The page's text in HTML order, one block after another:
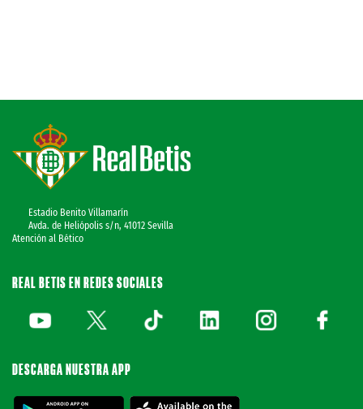
Estadio Benito Villamarín
Avda. de Heliópolis s/n, 41012 Sevilla
Atención al Bético
REAL BETIS EN REDES SOCIALES
DESCARGA NUESTRA APP